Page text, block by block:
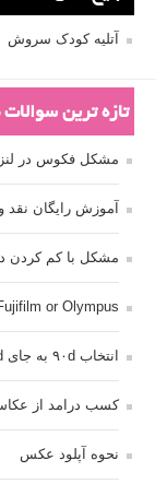
آتلیه کودک سروش
تازه ترین
مشکل فکوس در لنز ۳۵ نیکون
آموزش رایگان
مشکل با کم کردن
or Olympus
انتخاب ۹۰d به جای ۸۰d یا خرید لنز؟
کسب درامد از
نحوه آپلود عکس